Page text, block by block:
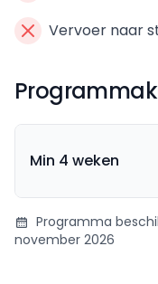
Vervoer naar
Min 4 weken
Programma
november 2026